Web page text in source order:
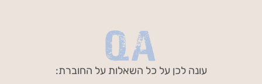
QA
עונה לכן על כל השאלות על החוברת: